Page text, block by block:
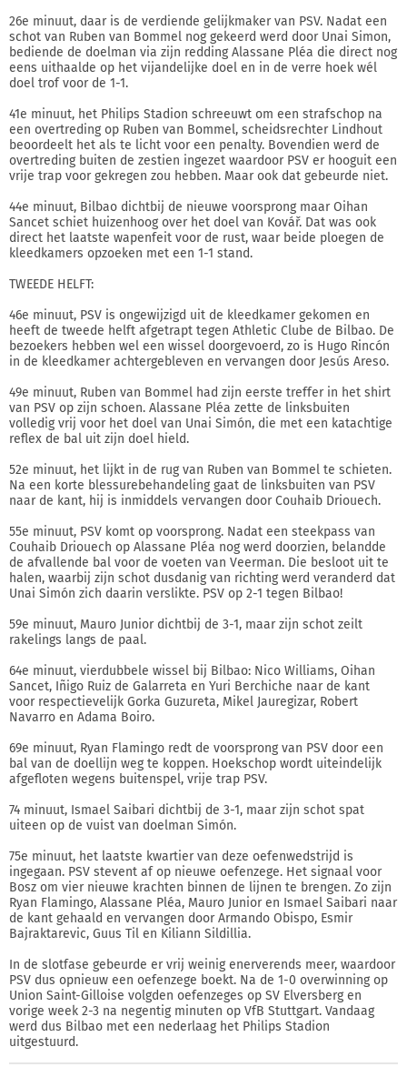
26e minuut, daar is de verdiende gelijkmaker van PSV. Nadat een
schot van Ruben van Bommel nog gekeerd werd door Unai Simon,
bediende de doelman via zijn redding Alassane Pléa die direct nog
eens uithaalde op het vijandelijke doel en in de verre hoek wél
doel trof voor de 1-1.
41e minuut, het Philips Stadion schreeuwt om een strafschop na
een overtreding op Ruben van Bommel, scheidsrechter Lindhout
beoordeelt het als te licht voor een penalty. Bovendien werd de
overtreding buiten de zestien ingezet waardoor PSV er hooguit een
vrije trap voor gekregen zou hebben. Maar ook dat gebeurde niet.
44e minuut, Bilbao dichtbij de nieuwe voorsprong maar Oihan
Sancet schiet huizenhoog over het doel van Kovář. Dat was ook
direct het laatste wapenfeit voor de rust, waar beide ploegen de
kleedkamers opzoeken met een 1-1 stand.
TWEEDE HELFT:
46e minuut, PSV is ongewijzigd uit de kleedkamer gekomen en
heeft de tweede helft afgetrapt tegen Athletic Clube de Bilbao. De
bezoekers hebben wel een wissel doorgevoerd, zo is Hugo Rincón
in de kleedkamer achtergebleven en vervangen door Jesús Areso.
49e minuut, Ruben van Bommel had zijn eerste treffer in het shirt
van PSV op zijn schoen. Alassane Pléa zette de linksbuiten
volledig vrij voor het doel van Unai Simón, die met een katachtige
reflex de bal uit zijn doel hield.
52e minuut, het lijkt in de rug van Ruben van Bommel te schieten.
Na een korte blessurebehandeling gaat de linksbuiten van PSV
naar de kant, hij is inmiddels vervangen door Couhaib Driouech.
55e minuut, PSV komt op voorsprong. Nadat een steekpass van
Couhaib Driouech op Alassane Pléa nog werd doorzien, belandde
de afvallende bal voor de voeten van Veerman. Die besloot uit te
halen, waarbij zijn schot dusdanig van richting werd veranderd dat
Unai Simón zich daarin verslikte. PSV op 2-1 tegen Bilbao!
59e minuut, Mauro Junior dichtbij de 3-1, maar zijn schot zeilt
rakelings langs de paal.
64e minuut, vierdubbele wissel bij Bilbao: Nico Williams, Oihan
Sancet, Iñigo Ruiz de Galarreta en Yuri Berchiche naar de kant
voor respectievelijk Gorka Guzureta, Mikel Jauregizar, Robert
Navarro en Adama Boiro.
69e minuut, Ryan Flamingo redt de voorsprong van PSV door een
bal van de doellijn weg te koppen. Hoekschop wordt uiteindelijk
afgefloten wegens buitenspel, vrije trap PSV.
74 minuut, Ismael Saibari dichtbij de 3-1, maar zijn schot spat
uiteen op de vuist van doelman Simón.
75e minuut, het laatste kwartier van deze oefenwedstrijd is
ingegaan. PSV stevent af op nieuwe oefenzege. Het signaal voor
Bosz om vier nieuwe krachten binnen de lijnen te brengen. Zo zijn
Ryan Flamingo, Alassane Pléa, Mauro Junior en Ismael Saibari naar
de kant gehaald en vervangen door Armando Obispo, Esmir
Bajraktarevic, Guus Til en Kiliann Sildillia.
In de slotfase gebeurde er vrij weinig enerverends meer, waardoor
PSV dus opnieuw een oefenzege boekt. Na de 1-0 overwinning op
Union Saint-Gilloise volgden oefenzeges op SV Elversberg en
vorige week 2-3 na negentig minuten op VfB Stuttgart. Vandaag
werd dus Bilbao met een nederlaag het Philips Stadion
uitgestuurd.